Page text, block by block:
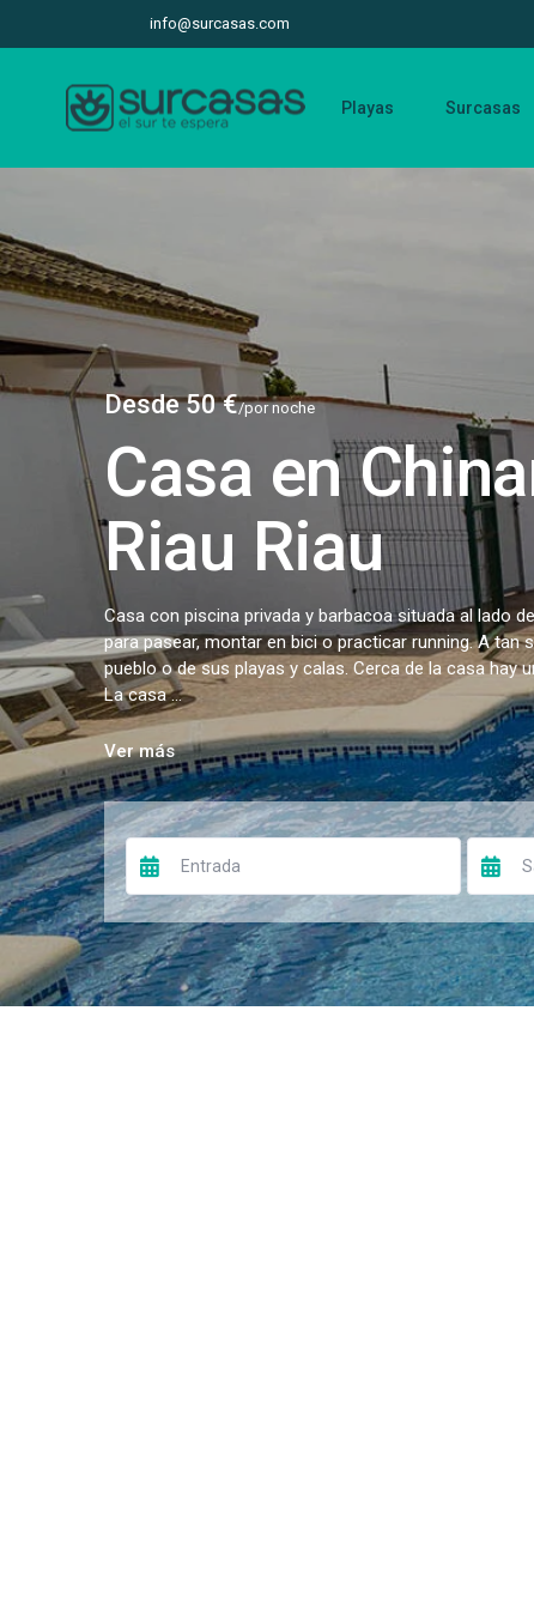
info@surcasas.com
Playas Surcasas
Desde 50 €/por noche
Casa en
Riau Riau
Casa con piscina privada y barbacoa situada al lado
para pasear, montar en bici o practicar running. A
pueblo o de sus playas y calas. Cerca de la casa hay
La casa ...
Ver más